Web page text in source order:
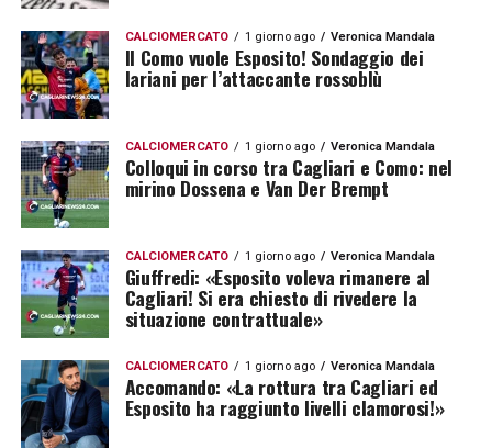
CALCIOMERCATO 1 giorno ago Veronica Mandala
Il Como vuole Esposito! Sondaggio dei
lariani per l’attaccante rossoblù
CALCIOMERCATO 1 giorno ago Veronica Mandala
Colloqui in corso tra Cagliari e Como: nel
mirino Dossena e Van Der Brempt
CALCIOMERCATO 1 giorno ago Veronica Mandala
Giuffredi: «Esposito voleva rimanere al
Cagliari! Si era chiesto di rivedere la
situazione contrattuale»
CALCIOMERCATO 1 giorno ago Veronica Mandala
Accomando: «La rottura tra Cagliari ed
Esposito ha raggiunto livelli clamorosi!»